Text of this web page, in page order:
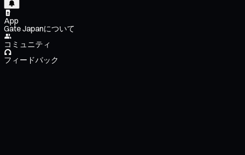
App
Gate Japanについて
コミュニティ
フィードバック